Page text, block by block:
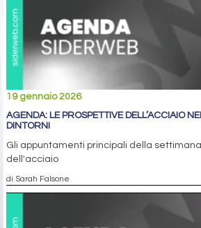
19 gennaio 2026
AGENDA: LE PROSPETTIVE DELL’ACCIAIO
DINTORNI
Gli appuntamenti principali della
dell'acciaio
di Sarah Falsone